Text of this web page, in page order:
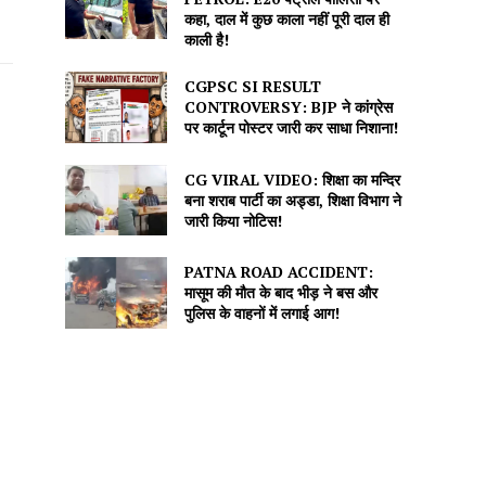
कहा, दाल में कुछ काला नहीं पूरी दाल ही
काली है!
CGPSC SI RESULT
CONTROVERSY: BJP ने कांग्रेस
पर कार्टून पोस्टर जारी कर साधा निशाना!
CG VIRAL VIDEO: शिक्षा का मन्दिर
बना शराब पार्टी का अड्डा, शिक्षा विभाग ने
जारी किया नोटिस!
PATNA ROAD ACCIDENT:
मासूम की मौत के बाद भीड़ ने बस और
पुलिस के वाहनों में लगाई आग!